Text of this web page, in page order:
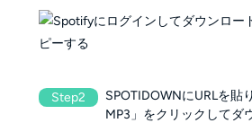
Step2
SPOTIDOWNにURLを貼
MP3」をクリックしてダ